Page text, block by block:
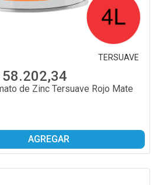
TERSUAVE
58.202,34
de Zinc Tersuave Rojo Mate
AGREGAR